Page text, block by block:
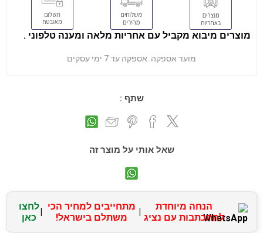
מוצרים מיבוא מקביל עם אחריות מלאה ומענה טלפוני .
מועד אספקה: אספקה עד 7 ימי עסקים
שתף :
שאל אותי על מוצר זה
הנחה מיוחדת
להתכתבות עם נציג
מתחייבים למחיר הכי
משתלם בישראל!
לחצו
כאן